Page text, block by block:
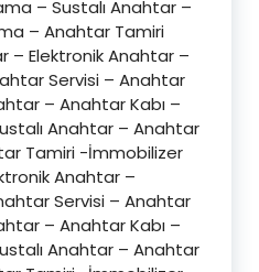
– Sustalı Anahtar –
– Anahtar Tamiri
– Elektronik Anahtar –
Servisi – Anahtar
– Anahtar Kabı –
Anahtar – Anahtar
Tamiri -İmmobilizer
Anahtar –
Servisi – Anahtar
– Anahtar Kabı –
Anahtar – Anahtar